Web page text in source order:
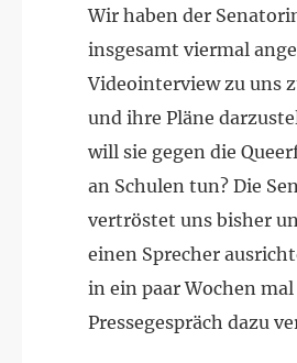
Wir haben der
insgesamt viermal
Videointerview zu uns
und ihre Pläne
will sie gegen die
an Schulen tun? Die
vertröstet uns bisher
einen Sprecher
in ein paar Wochen mal
Pressegespräch dazu